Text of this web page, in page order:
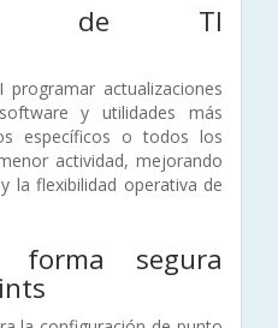
de TI
actualizaciones
y utilidades más
específicos o todos los
actividad, mejorando
la flexibilidad operativa de
forma segura